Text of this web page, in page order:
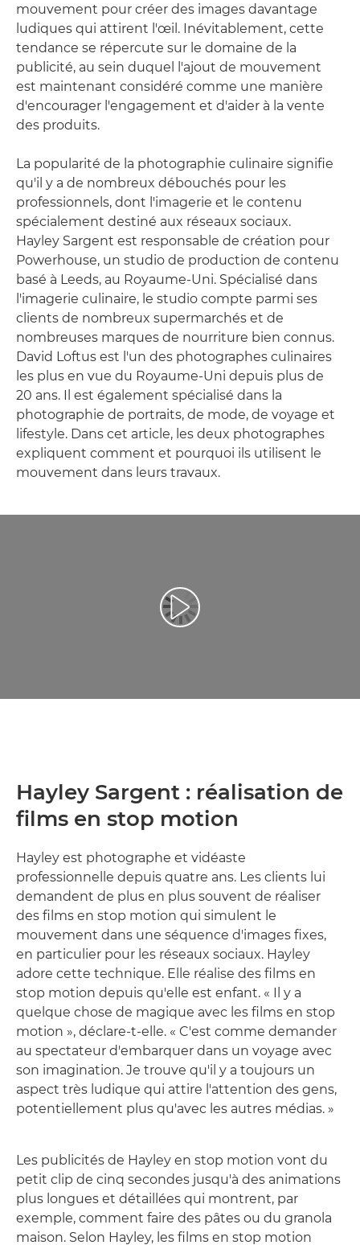
mouvement pour créer des images davantage
ludiques qui attirent l'œil. Inévitablement, cette
tendance se répercute sur le domaine de la
publicité, au sein duquel l'ajout de mouvement
est maintenant considéré comme une manière
d'encourager l'engagement et d'aider à la vente
des produits.
La popularité de la photographie culinaire signifie
qu'il y a de nombreux débouchés pour les
professionnels, dont l'imagerie et le contenu
spécialement destiné aux réseaux sociaux.
Hayley Sargent est responsable de création pour
Powerhouse, un studio de production de contenu
basé à Leeds, au Royaume-Uni. Spécialisé dans
l'imagerie culinaire, le studio compte parmi ses
clients de nombreux supermarchés et de
nombreuses marques de nourriture bien connus.
David Loftus est l'un des photographes culinaires
les plus en vue du Royaume-Uni depuis plus de
20 ans. Il est également spécialisé dans la
photographie de portraits, de mode, de voyage et
lifestyle. Dans cet article, les deux photographes
expliquent comment et pourquoi ils utilisent le
mouvement dans leurs travaux.
Lancer la vidéo
Hayley Sargent : réalisation de
films en stop motion
Hayley est photographe et vidéaste
professionnelle depuis quatre ans. Les clients lui
demandent de plus en plus souvent de réaliser
des films en stop motion qui simulent le
mouvement dans une séquence d'images fixes,
en particulier pour les réseaux sociaux. Hayley
adore cette technique. Elle réalise des films en
stop motion depuis qu'elle est enfant. « Il y a
quelque chose de magique avec les films en stop
motion », déclare-t-elle. « C'est comme demander
au spectateur d'embarquer dans un voyage avec
son imagination. Je trouve qu'il y a toujours un
aspect très ludique qui attire l'attention des gens,
potentiellement plus qu'avec les autres médias. »
Les publicités de Hayley en stop motion vont du
petit clip de cinq secondes jusqu'à des animations
plus longues et détaillées qui montrent, par
exemple, comment faire des pâtes ou du granola
maison. Selon Hayley, les films en stop motion